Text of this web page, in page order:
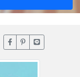
臉書分享(另開新視窗)
噗浪分享(另開新
Line分享(另